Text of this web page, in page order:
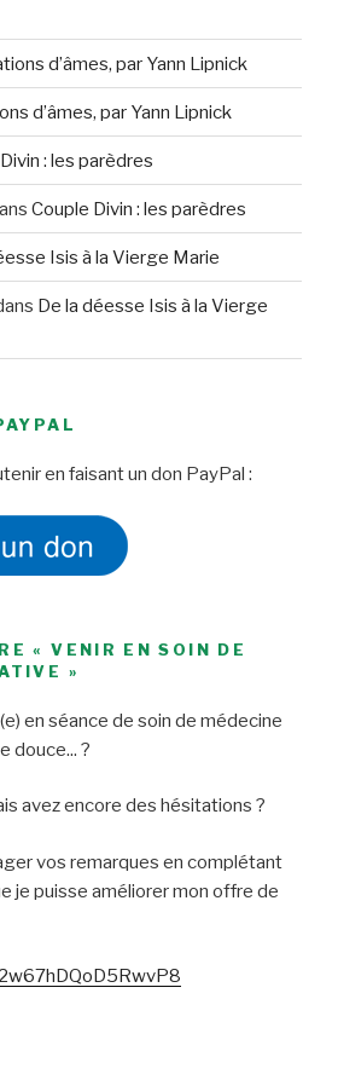
d’âmes, par Yann Lipnick
d’âmes, par Yann Lipnick
: les parèdres
Couple Divin : les parèdres
Isis à la Vierge Marie
De la déesse Isis à la Vierge
en faisant un don PayPal :
« VENIR EN SOIN DE
»
en séance de soin de médecine
douce... ?
avez encore des hésitations ?
vos remarques en complétant
je puisse améliorer mon offre de